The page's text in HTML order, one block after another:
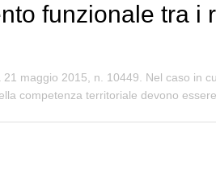
funzionale tra i
maggio 2015, n. 10449. Nel caso in
competenza territoriale devono